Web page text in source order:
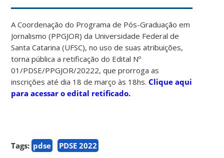
A Coordenação do Programa de Pós-Graduação em
Jornalismo (PPGJOR) da Universidade Federal de
Santa Catarina (UFSC), no uso de suas atribuições,
torna pública a retificação do Edital Nº
01/PDSE/PPGJOR/20222, que prorroga as
inscrições até dia 18 de março às 18hs.Clique aqui
para acessar o edital retificado.
Tags: pdse PDSE 2022